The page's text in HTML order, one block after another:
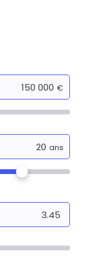
au meilleur taux !
€
ans